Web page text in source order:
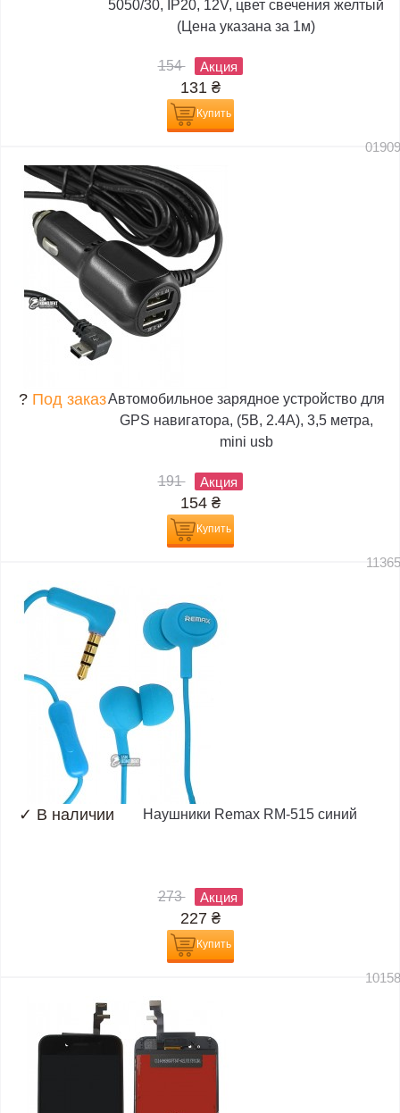
5050/30, IP20, 12V, цвет свечения желтый
(Цена указана за 1м)
154 Акция
131 ₴
Купить
? Под заказАвтомобильное зарядное устройство для
GPS навигатора, (5В, 2.4А), 3,5 метра,
mini usb
191 Акция
154 ₴
Купить
✓ В наличии Наушники Remax RM-515 синий
273 Акция
227 ₴
Купить